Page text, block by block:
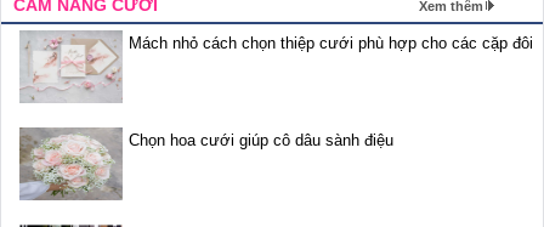
CẨM NANG CƯỚI Xem thêm
Mách nhỏ cách chọn thiệp cưới phù hợp cho các cặp đôi
Chọn hoa cưới giúp cô dâu sành điệu